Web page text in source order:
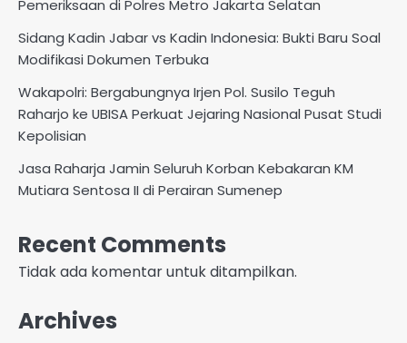
Pemeriksaan di Polres Metro Jakarta Selatan
Sidang Kadin Jabar vs Kadin Indonesia: Bukti Baru Soal
Modifikasi Dokumen Terbuka
Wakapolri: Bergabungnya Irjen Pol. Susilo Teguh
Raharjo ke UBISA Perkuat Jejaring Nasional Pusat Studi
Kepolisian
Jasa Raharja Jamin Seluruh Korban Kebakaran KM
Mutiara Sentosa II di Perairan Sumenep
Recent Comments
Tidak ada komentar untuk ditampilkan.
Archives